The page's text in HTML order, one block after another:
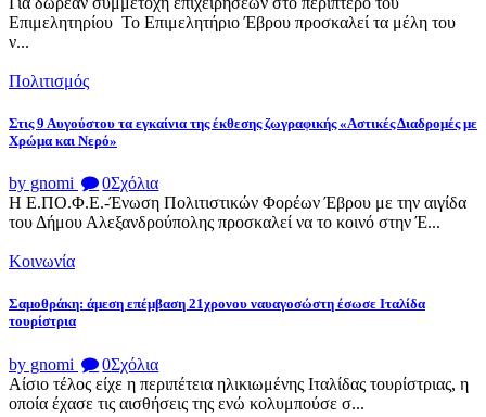
Επιμελητηρίου Το Επιμελητήριο Έβρου προσκαλεί τα μέλη του
ν...
Πολιτισμός
Στις 9 Αυγούστου τα εγκαίνια της έκθεσης ζωγραφικής «Αστικές Διαδρομές με
Χρώμα και Νερό»
by gnomi 0Σχόλια
Η Ε.ΠΟ.Φ.Ε.-Ένωση Πολιτιστικών Φορέων Έβρου με την αιγίδα
του Δήμου Αλεξανδρούπολης προσκαλεί να το κοινό στην Έ...
Κοινωνία
Σαμοθράκη: άμεση επέμβαση 21χρονου ναυαγοσώστη έσωσε Ιταλίδα
τουρίστρια
by gnomi 0Σχόλια
Αίσιο τέλος είχε η περιπέτεια ηλικιωμένης Ιταλίδας τουρίστριας, η
οποία έχασε τις αισθήσεις της ενώ κολυμπούσε σ...